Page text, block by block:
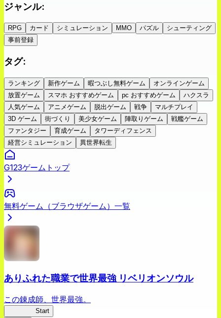
ジャンル:
RPG カード シミュレーション MMO パズル
シューティング
事前登録
タグ:
ランキング 新作ゲーム 暇つぶし無料ゲーム
オンラインゲーム
放置ゲーム
スマホ おすすめゲーム pc おすすめゲーム
ハクスラ
人気ゲーム
アニメゲーム 脱出ゲーム 戦争
マルチプレイ
3D ゲーム
街づくり 美少女ゲーム 陣取りゲーム
戦艦ゲーム
ファンタジー
育成ゲーム
タワーディフェンス
経営シミュレーション
異世界転生
G123ゲームトップ
無料ゲーム（ブラウザゲーム）一覧
ありふれた職業で世界最強 リベリオンソウル
この錬成師、世界最強。
Start